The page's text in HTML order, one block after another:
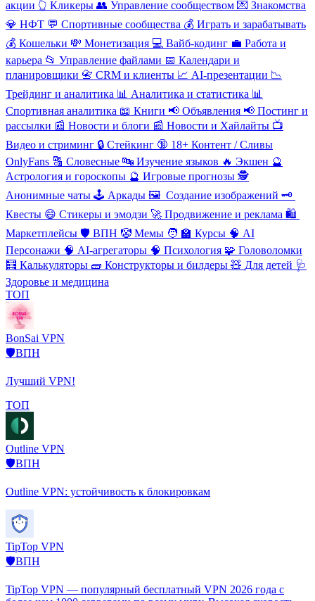
акции 👆 Кликеры 👥 Управление сообществом 💌 Знакомства
💎 НФТ 💬 Спортивные сообщества 💰 Играть и зарабатывать
💰 Кошельки 💸 Монетизация 💻 Вайб-кодинг 💼 Работа и
карьера 📂 Управление файлами 📅 Календари и
планировщики 📇 CRM и клиенты 📈 AI-презентации 📉
Трейдинг и аналитика 📊 Аналитика и статистика 📊
Спортивная аналитика 📖 Книги 📢 Объявления 📢 Постинг и
рассылки 📰 Новости и блоги 📰 Новости и Хайлайты 📺
Видео и стриминг 🔒 Стейкинг 🔞 18+ Контент / Сливы
OnlyFans 🔠 Словесные 🔤 Изучение языков 🔥 Экшен 🔮
Астрология и гороскопы 🔮 Игровые прогнозы 🕵
️Анонимные чаты 🕹 ️Аркады 🖼 ️ Создание изображений 🗝
Квесты 😄 Стикеры и эмодзи 🚀 Продвижение и реклама 🛍
Маркетплейсы 🛡 ️ВПН 🤡 Мемы 🧑 ‍🏫 Курсы 🧠 AI
Персонажи 🧠 AI-агрегаторы 🧠 Психология 🧩 Головоломки
🧮 Калькуляторы 🧱 Конструкторы и билдеры 🧸 Для детей 🩺
Здоровье и медицина
ТОП
BonSai VPN
🛡️ВПН
Лучший VPN!
ТОП
Outline VPN
🛡️ВПН
Outline VPN: устойчивость к блокировкам
TipTop VPN
🛡️ВПН
TipTop VPN — популярный бесплатный VPN 2026 года с